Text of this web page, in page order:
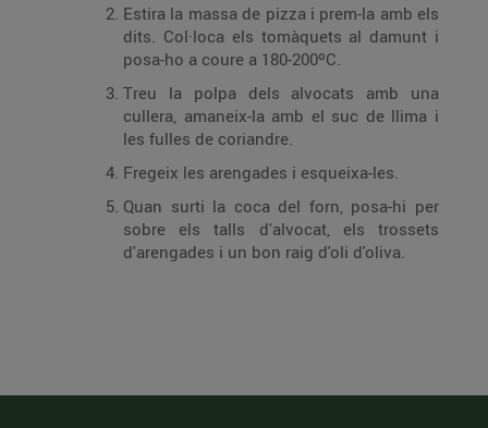
Estira la massa de pizza i prem-la amb els
dits. Col·loca els tomàquets al damunt i
posa-ho a coure a 180-200ºC.
Treu la polpa dels alvocats amb una
cullera, amaneix-la amb el suc de llima i
les fulles de coriandre.
Fregeix les arengades i esqueixa-les.
Quan surti la coca del forn, posa-hi per
sobre els talls d'alvocat, els trossets
d'arengades i un bon raig d'oli d'oliva.